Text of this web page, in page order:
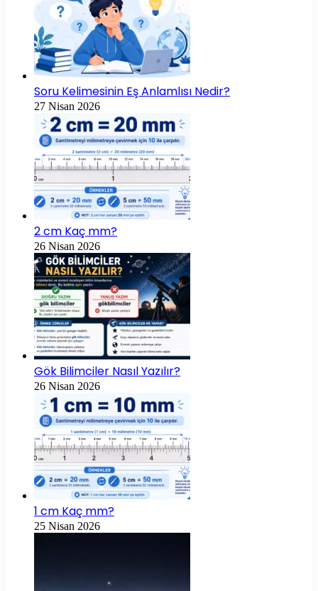
Soru Kelimesinin Eş Anlamlısı Nedir?
27 Nisan 2026
2 cm Kaç mm?
26 Nisan 2026
Gök Bilimciler Nasıl Yazılır?
26 Nisan 2026
1 cm Kaç mm?
25 Nisan 2026